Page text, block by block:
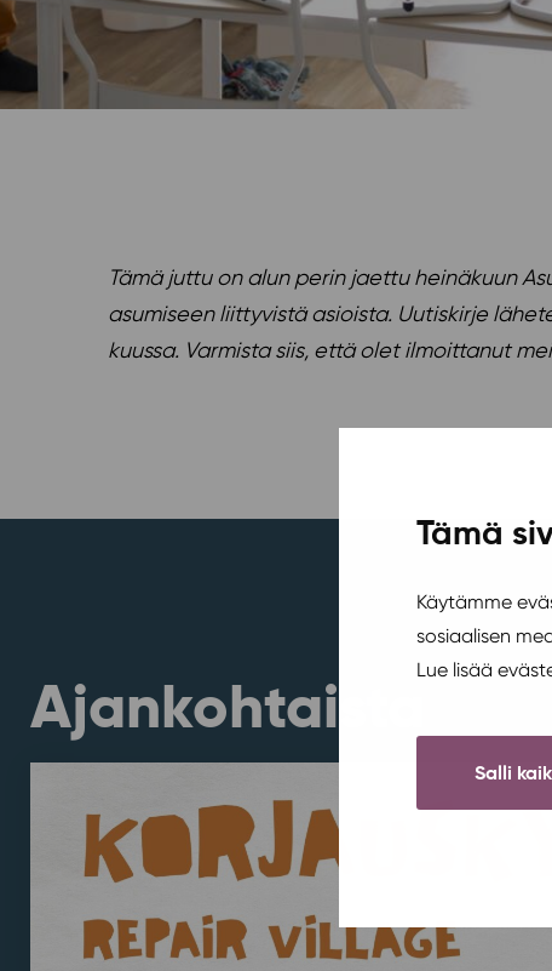
Tämä
Käytämme
sosiaalisen
Lue lisää
Salli
Tämä juttu on alun perin jaettu heinäkuun
asumiseen liittyvistä asioista. Uutiskirje
kuussa. Varmista siis, että olet ilmoittanut
Ajankohtaista